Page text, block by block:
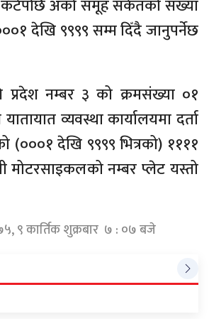
कटेपछि अर्को समूह संकेतको संख्या
देखि ९९९९ सम्म दिँदै जानुपर्नेछ
प्रदेश नम्बर ३ को क्रमसंख्या ०१
व्यवस्था कार्यालयमा दर्ता
(०००१ देखि ९९९९ भित्रको) ११११
मोटरसाइकलको नम्बर प्लेट यस्तो
९ कार्तिक शुक्रबार ७ : ०७ बजे